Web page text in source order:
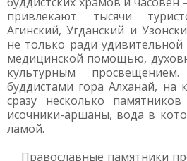
привлекают тысячи
Агинский, Угданский и
не только ради
медицинской помощью,
культурным
буддистами гора Алханай, на
сразу несколько
исочники-аршаны, вода в
ламой.
Православные памятники